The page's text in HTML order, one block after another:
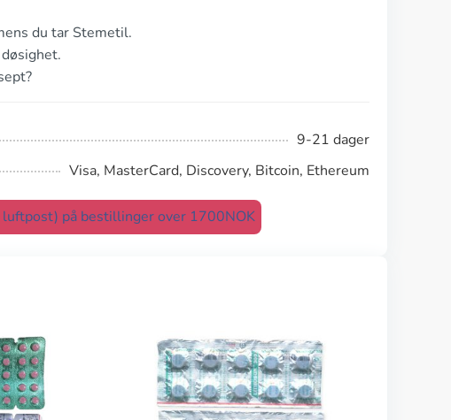
du tar Stemetil.
9-21 dager
Visa, MasterCard, Discovery, Bitcoin, Ethereum
på bestillinger over 1700NOK